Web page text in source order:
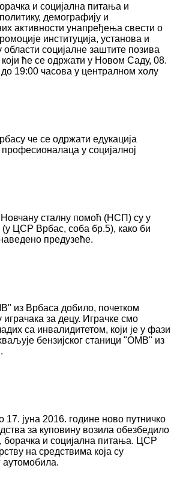
и социјална питања и
демографију и
активности унапређења свести о
институција, установа и
социјалне заштите позива
ће се одржати у Новом Саду, 08.
19:00 часова у централном холу
че се одржати едукација
у социјалној
Новчану сталну помоћ (НСП) су у
ЦСР Врбас, соба бр.5), како би
предузеће.
из Врбаса добило, почетком
за децу. Играчке смо
са инвалидитетом, који је у фази
бензијског станици "ОМВ" из
17. јуна 2016. године ново путничко
за куповину возила обезбедило
и социјална питања. ЦСР
на средствима која су
аутомобила.